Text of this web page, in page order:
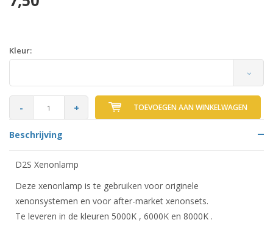
Kleur:
- + TOEVOEGEN AAN WINKELWAGEN
Beschrijving
D2S Xenonlamp
Deze xenonlamp is te gebruiken voor originele
xenonsystemen en voor after-market xenonsets.
Te leveren in de kleuren 5000K , 6000K en 8000K .